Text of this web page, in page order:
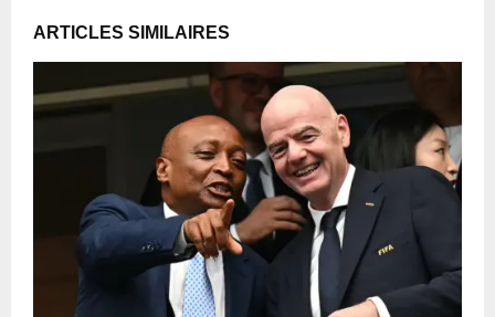
ARTICLES SIMILAIRES